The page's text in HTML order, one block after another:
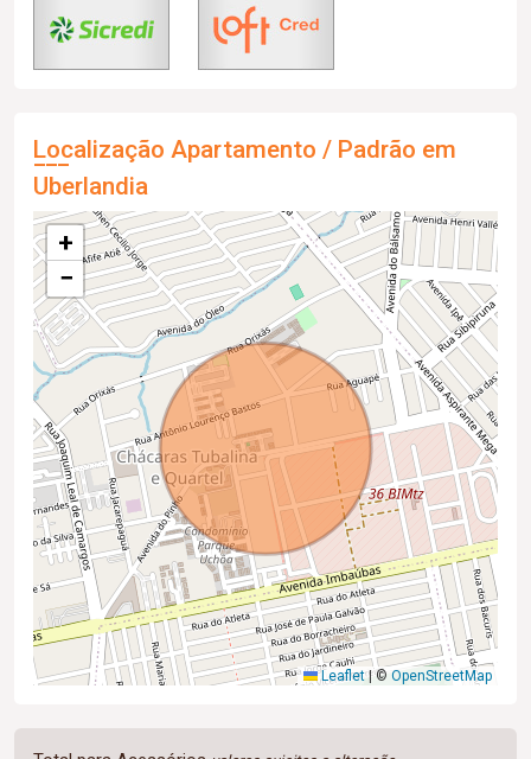
Localização Apartamento / Padrão em
Uberlandia
+
−
Leaflet |© OpenStreetMap